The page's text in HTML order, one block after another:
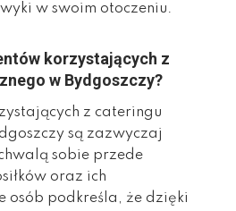
w swoim otoczeniu.
korzystających z
w Bydgoszczy?
z cateringu
są zazwyczaj
sobie przede
oraz ich
osób podkreśla, że dzięki